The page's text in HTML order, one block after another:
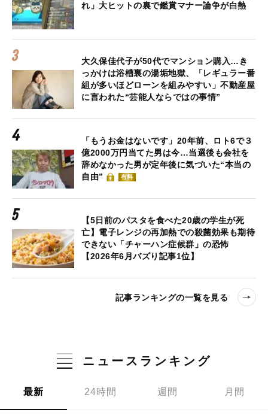
れ」大ヒットの裏で鑑賞マナー論争が白熱
大久保佳代子が50代でマンション購入…き
っかけは浴槽裏の湯垢地獄、「レギュラー番
組が多いほどローンを組みやすい」不動産屋
に言われた“芸能人ならではの事情”
「もうお金はないです」20年前、ロト6で３
億2000万円当てた男は今…当選後も会社を
辞めなかった男が定年後に気づいた“本当の
自由”
有料
【5日前のパスタを食べた20歳の学生が死
亡】電子レンジの再加熱での殺菌効果も期待
できない「チャーハン症候群」の恐怖
【2026年6月バズり記事1位】
記事ランキングの一覧を見る
ニュースランキング
最新 24時間 週間 月間